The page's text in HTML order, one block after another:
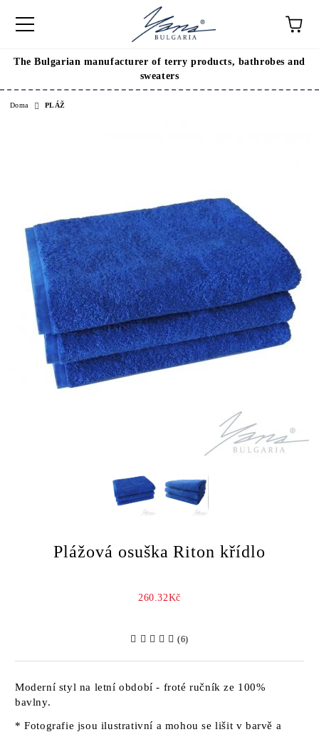
The Bulgarian manufacturer of terry products, bathrobes and
sweaters
Doma PLÁŽ
Plážová osuška Riton křídlo
260.32Kč
(6)
Moderní styl na letní období - froté ručník ze 100%
bavlny.
* Fotografie jsou ilustrativní a mohou se lišit v barvě a